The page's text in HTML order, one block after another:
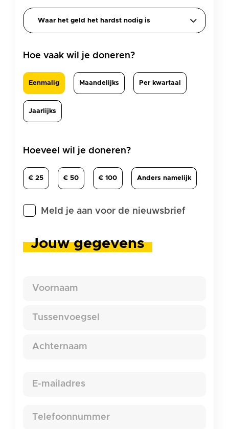
Hoe vaak wil je doneren?
Eenmalig Maandelijks Per kwartaal
Jaarlijks
Hoeveel wil je doneren?
€ 25 € 50 € 100 Anders namelijk
Aanmelden
Meld je aan voor de nieuwsbrief
Jouw gegevens
Naam
Telefoonnummer